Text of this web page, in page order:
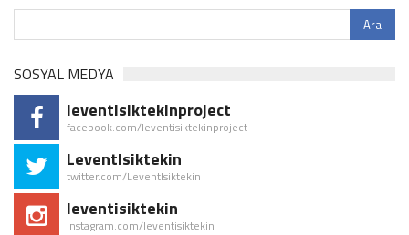
SOSYAL MEDYA
leventisiktekinproject
facebook.com/leventisiktekinproject
LeventIsiktekin
twitter.com/LeventIsiktekin
leventisiktekin
instagram.com/leventisiktekin